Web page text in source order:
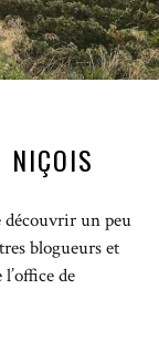
NIÇOIS
découvrir un peu
blogueurs et
de